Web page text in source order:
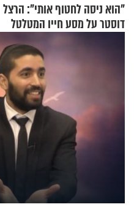
"הוא ניסה לחטוף אותי": הרצל
דוסטר על מסע חייו המטלטל